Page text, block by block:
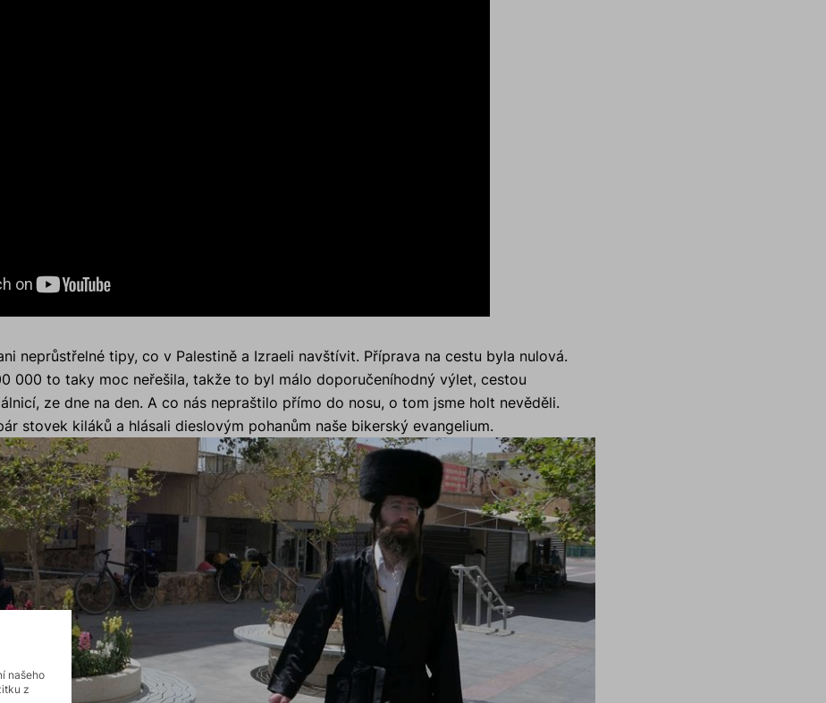
neprůstřelné tipy, co v Palestině a Izraeli navštívit. Příprava na cestu byla nulová.
000 to taky moc neřešila, takže to byl málo doporučeníhodný výlet, cestou
ze dne na den. A co nás nepraštilo přímo do nosu, o tom jsme holt nevěděli.
stovek kiláků a hlásali dieslovým pohanům naše bikerský evangelium.
našeho
z